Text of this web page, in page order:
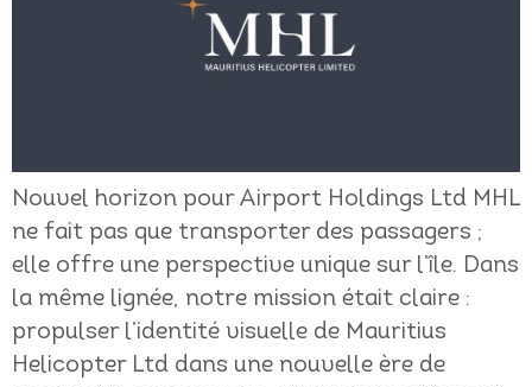
Nouvel horizon pour Airport Holdings Ltd MHL
ne fait pas que transporter des passagers ;
elle offre une perspective unique sur l’île. Dans
la même lignée, notre mission était claire :
propulser l’identité visuelle de Mauritius
Helicopter Ltd dans une nouvelle ère de